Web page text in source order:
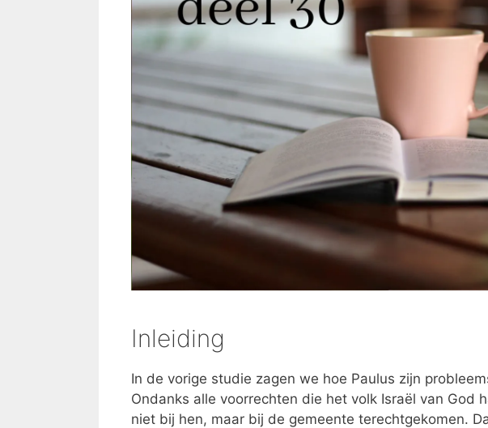
Inleiding
In de vorige studie zagen we hoe Paulus zijn
Ondanks alle voorrechten die het volk Israël van God
niet bij hen, maar bij de gemeente terechtgekomen.